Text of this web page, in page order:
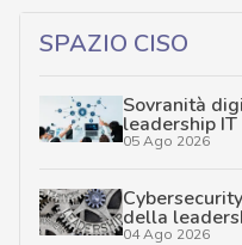
SPAZIO CISO
Sovranità
leadership IT
05 Ago 2026
della
04 Ago 2026